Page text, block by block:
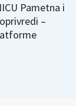
Pametna i
–